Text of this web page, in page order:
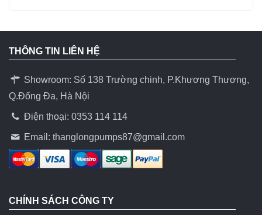
THÔNG TIN LIÊN HỆ
Showroom: Số 138 Trường chinh, P.Khương Thương,
Q.Đống Đa, Hà Nội
Điện thoại: 0353 114 114
Email:thanglongpumps87@gmail.com
CHÍNH SÁCH CÔNG TY